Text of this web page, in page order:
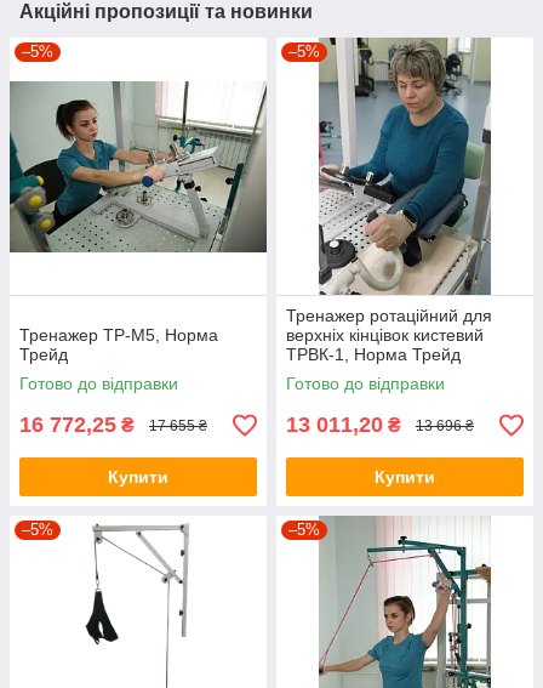
Акційні пропозиції та новинки
–5%
Тренажер ТР-М5, Норма
Трейд
Готово до відправки
16 772,25 ₴ 17 655 ₴
Купити
–5%
Тренажер ротаційний для
верхніх кінцівок кистевий
ТРВК-1, Норма Трейд
Готово до відправки
13 011,20 ₴ 13 696 ₴
Купити
–5% –5%